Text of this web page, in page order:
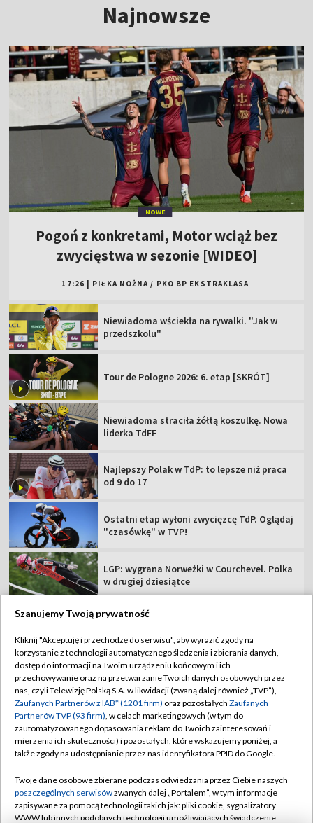
Najnowsze
NOWE
Pogoń z konkretami, Motor wciąż bez
zwycięstwa w sezonie [WIDEO]
17:26 PIŁKA NOŻNA / PKO BP EKSTRAKLASA
Niewiadoma wściekła na rywalki. "Jak w
przedszkolu"
Tour de Pologne 2026: 6. etap [SKRÓT]
Niewiadoma straciła żółtą koszulkę. Nowa
liderka TdFF
Najlepszy Polak w TdP: to lepsze niż praca
od 9 do 17
Ostatni etap wyłoni zwycięzcę TdP. Oglądaj
"czasówkę" w TVP!
LGP: wygrana Norweżki w Courchevel. Polka
w drugiej dziesiątce
TVP
Abonament TVP
Sklep TVP
Biuro Reklamy
Oferta Handlowa
Emisja w TVP
Rada Programowa
Regulamin TVP
Polityka prywatności
Moje zgody
Biuro reklamy
Kanały
Szanujemy Twoją prywatność
Kliknij "Akceptuję i przechodzę do serwisu", aby wyrazić zgody na
korzystanie z technologii automatycznego śledzenia i zbierania danych,
dostęp do informacji na Twoim urządzeniu końcowym i ich
przechowywanie oraz na przetwarzanie Twoich danych osobowych przez
nas, czyli Telewizję Polską S.A. w likwidacji (zwaną dalej również „TVP”),
Zaufanych Partnerów z IAB* (1201 firm) oraz pozostałych Zaufanych
Partnerów TVP (93 firm), w celach marketingowych (w tym do
zautomatyzowanego dopasowania reklam do Twoich zainteresowań i
mierzenia ich skuteczności) i pozostałych, które wskazujemy poniżej, a
także zgody na udostępnianie przez nas identyfikatora PPID do Google.
Twoje dane osobowe zbierane podczas odwiedzania przez Ciebie naszych
poszczególnych serwisówzwanych dalej „Portalem”, w tym informacje
zapisywane za pomocą technologii takich jak: pliki cookie, sygnalizatory
WWW lub innych podobnych technologii umożliwiających świadczenie